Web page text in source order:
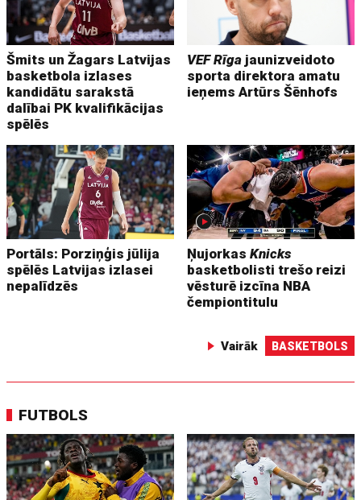
Šmits un Žagars Latvijas
basketbola izlases
kandidātu sarakstā
dalībai PK kvalifikācijas
spēlēs
VEF Rīga jaunizveidoto
sporta direktora amatu
ieņems Artūrs Šēnhofs
Portāls: Porziņģis jūlija
spēlēs Latvijas izlasei
nepalīdzēs
ŅujorkasKnicks
basketbolisti trešo reizi
vēsturē izcīna NBA
čempiontitulu
Vairāk BASKETBOLS
FUTBOLS